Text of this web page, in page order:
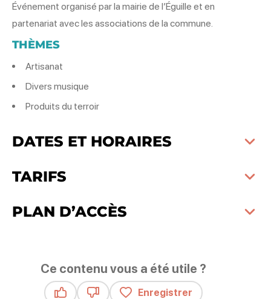
Événement organisé par la mairie de l’Éguille et en
partenariat avec les associations de la commune.
THÈMES
Artisanat
Divers musique
Produits du terroir
DATES ET HORAIRES
TARIFS
PLAN D’ACCÈS
Ce contenu vous a été utile ?
Enregistrer